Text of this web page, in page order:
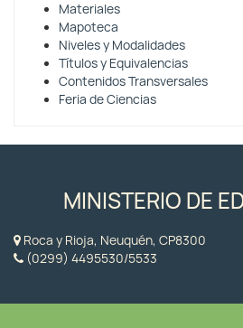
Materiales
Mapoteca
Niveles y Modalidades
Títulos y Equivalencias
Contenidos Transversales
Feria de Ciencias
MINISTERIO DE
Roca y Rioja, Neuquén, CP8300
(0299) 4495530/5533